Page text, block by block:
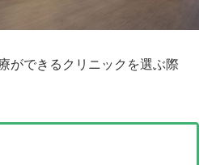
ができるクリニックを選ぶ際